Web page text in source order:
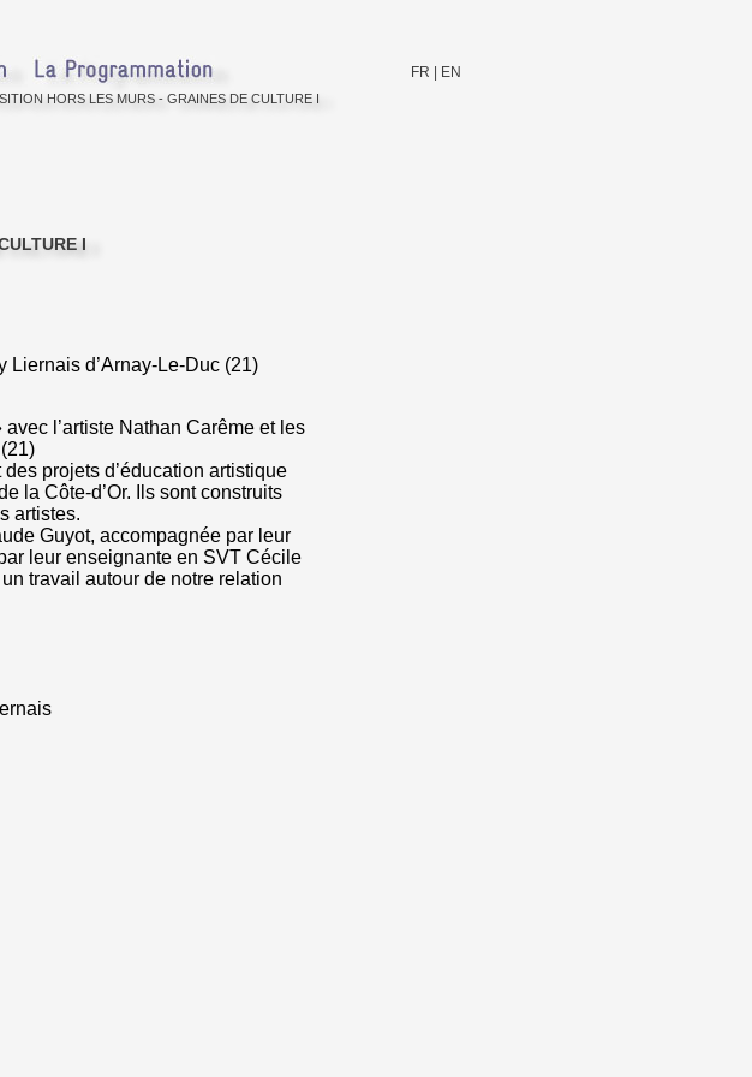
HORS LES MURS - GRAINES DE CULTURE I
FR EN
I
d’Arnay-Le-Duc (21)
l’artiste Nathan Carême et les
projets d’éducation artistique
la Côte-d’Or. Ils sont construits
artistes.
Guyot, accompagnée par leur
leur enseignante en SVT Cécile
travail autour de notre relation